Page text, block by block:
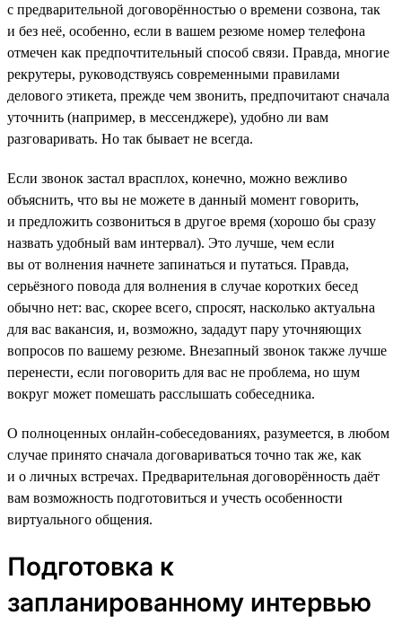
с предварительной договорённостью о времени созвона, так
и без неё, особенно, если в вашем резюме номер телефона
отмечен как предпочтительный способ связи. Правда, многие
рекрутеры, руководствуясь современными правилами
делового этикета, прежде чем звонить, предпочитают сначала
уточнить (например, в мессенджере), удобно ли вам
разговаривать. Но так бывает не всегда.
Если звонок застал врасплох, конечно, можно вежливо
объяснить, что вы не можете в данный момент говорить,
и предложить созвониться в другое время (хорошо бы сразу
назвать удобный вам интервал). Это лучше, чем если
вы от волнения начнете запинаться и путаться. Правда,
серьёзного повода для волнения в случае коротких бесед
обычно нет: вас, скорее всего, спросят, насколько актуальна
для вас вакансия, и, возможно, зададут пару уточняющих
вопросов по вашему резюме. Внезапный звонок также лучше
перенести, если поговорить для вас не проблема, но шум
вокруг может помешать расслышать собеседника.
О полноценных онлайн-собеседованиях, разумеется, в любом
случае принято сначала договариваться точно так же, как
и о личных встречах. Предварительная договорённость даёт
вам возможность подготовиться и учесть особенности
виртуального общения.
Подготовка к
запланированному интервью